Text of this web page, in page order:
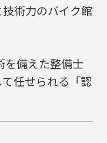
術力のバイク館
を備えた整備士
任せられる「認